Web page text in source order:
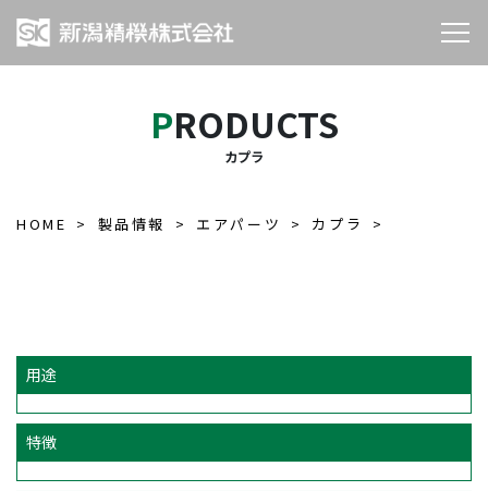
PRODUCTS
カプラ
HOME 製品情報 エアパーツ カプラ
用途
特徴